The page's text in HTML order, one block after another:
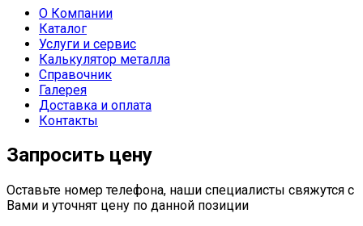
О Компании
Каталог
Услуги и сервис
Калькулятор металла
Справочник
Галерея
Доставка и оплата
Контакты
Запросить цену
Оставьте номер телефона, наши специалисты свяжутся с
Вами и уточнят цену по данной позиции